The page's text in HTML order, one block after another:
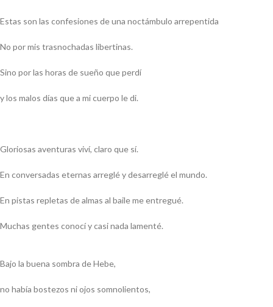
Estas son las confesiones de una noctámbulo arrepentida
No por mis trasnochadas libertinas.
Sino por las horas de sueño que perdí
y los malos días que a mi cuerpo le di.
Gloriosas aventuras viví, claro que sí.
En conversadas eternas arreglé y desarreglé el mundo.
En pistas repletas de almas al baile me entregué.
Muchas gentes conocí y casi nada lamenté.
Bajo la buena sombra de Hebe,
no había bostezos ni ojos somnolientos,